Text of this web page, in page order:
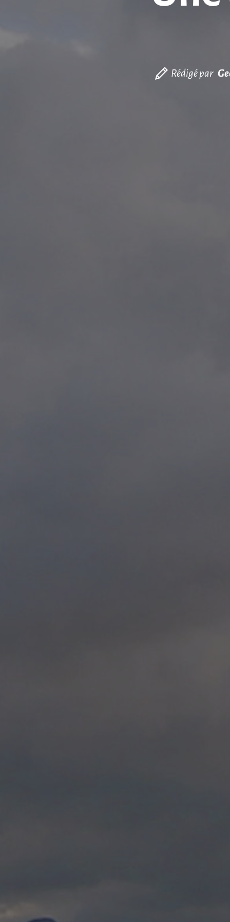
Rédigé par